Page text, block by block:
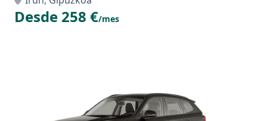
Desde 258 €/mes